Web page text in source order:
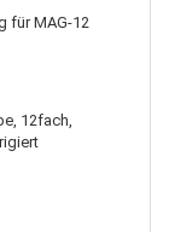
für MAG-12
12fach,